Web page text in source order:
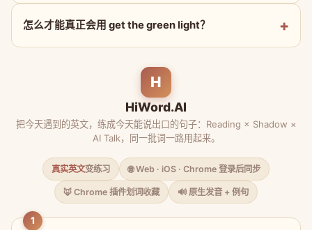
怎么才能真正会用 get the green light？
H
HiWord.AI
把今天遇到的英文，练成今天能说出口的句子：Reading × Shadow ×
AI Talk，同一批词一路用起来。
真实英文变练习 🌐 Web · iOS · Chrome 登录后同步
🦊 Chrome 插件划词收藏 🔊 原生发音 + 例句
1